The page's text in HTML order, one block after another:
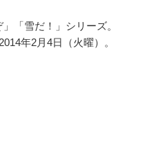
「雪だ！」シリーズ。
年2月4日（火曜）。